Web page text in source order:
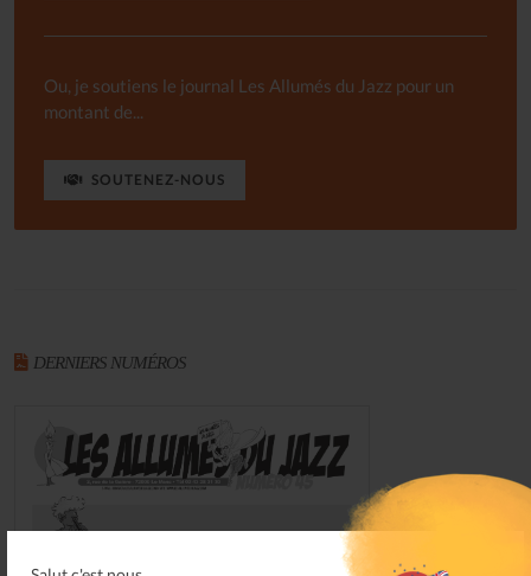
Ou, je soutiens le journal Les Allumés du Jazz pour un
montant de...
SOUTENEZ-NOUS
DERNIERS NUMÉROS